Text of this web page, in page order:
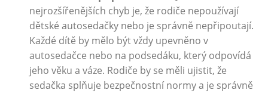
nejrozšířenějších chyb je, že rodiče nepoužívají
dětské autosedačky nebo je správně nepřipoutají.
Každé dítě by mělo být vždy upevněno v
autosedačce nebo na podsedáku, který odpovídá
jeho věku a váze. Rodiče by se měli ujistit, že
sedačka splňuje bezpečnostní normy a je správně